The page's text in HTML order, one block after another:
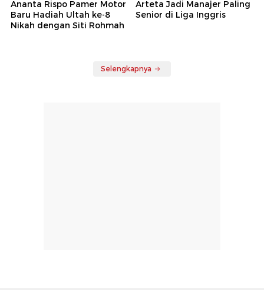
Ananta Rispo Pamer Motor
Baru Hadiah Ultah ke-8
Nikah dengan Siti Rohmah
Arteta Jadi Manajer Paling
Senior di Liga Inggris
Selengkapnya